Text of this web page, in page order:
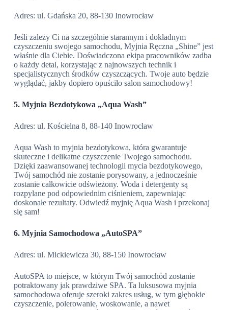
Adres: ul. Gdańska 20, 88-130 Inowrocław
Jeśli zależy Ci na szczególnie starannym i dokładnym
czyszczeniu swojego samochodu, Myjnia Ręczna „Shine” jest
właśnie dla Ciebie. Doświadczona ekipa pracowników zadba
o każdy detal, korzystając z najnowszych technik i
specjalistycznych środków czyszczących. Twoje auto będzie
wyglądać, jakby dopiero opuściło salon samochodowy!
5. Myjnia Bezdotykowa „Aqua Wash”
Adres: ul. Kościelna 8, 88-140 Inowrocław
Aqua Wash to myjnia bezdotykowa, która gwarantuje
skuteczne i delikatne czyszczenie Twojego samochodu.
Dzięki zaawansowanej technologii mycia bezdotykowego,
Twój samochód nie zostanie porysowany, a jednocześnie
zostanie całkowicie odświeżony. Woda i detergenty są
rozpylane pod odpowiednim ciśnieniem, zapewniając
doskonałe rezultaty. Odwiedź myjnię Aqua Wash i przekonaj
się sam!
6. Myjnia Samochodowa „AutoSPA”
Adres: ul. Mickiewicza 30, 88-150 Inowrocław
AutoSPA to miejsce, w którym Twój samochód zostanie
potraktowany jak prawdziwe SPA. Ta luksusowa myjnia
samochodowa oferuje szeroki zakres usług, w tym głębokie
czyszczenie, polerowanie, woskowanie, a nawet